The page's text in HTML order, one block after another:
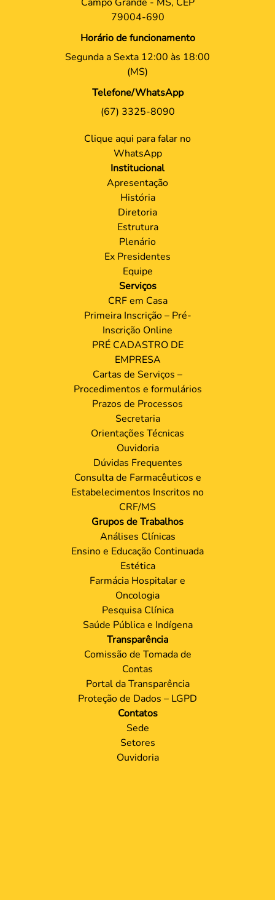
79004-690
Horário de funcionamento
Segunda a Sexta 12:00 às 18:00
(MS)
Telefone/WhatsApp
(67) 3325-8090
Clique aqui para falar no
WhatsApp
Institucional
Apresentação
História
Diretoria
Estrutura
Plenário
Ex Presidentes
Equipe
Serviços
CRF em Casa
Primeira Inscrição – Pré-
Inscrição Online
PRÉ CADASTRO DE
EMPRESA
Cartas de Serviços –
Procedimentos e formulários
Prazos de Processos
Secretaria
Orientações Técnicas
Ouvidoria
Dúvidas Frequentes
Consulta de Farmacêuticos e
Estabelecimentos Inscritos no
CRF/MS
Grupos de Trabalhos
Análises Clínicas
Ensino e Educação Continuada
Estética
Farmácia Hospitalar e
Oncologia
Pesquisa Clínica
Saúde Pública e Indígena
Transparência
Comissão de Tomada de
Contas
Portal da Transparência
Proteção de Dados – LGPD
Contatos
Sede
Setores
Ouvidoria